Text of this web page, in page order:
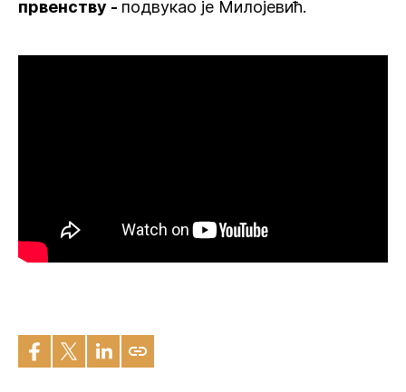
првенству - подвукао је Милојевић.